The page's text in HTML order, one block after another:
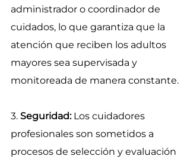
administrador o coordinador de
cuidados, lo que garantiza que la
atención que reciben los adultos
mayores sea supervisada y
monitoreada de manera constante.
3. Seguridad: Los cuidadores
profesionales son sometidos a
procesos de selección y evaluación